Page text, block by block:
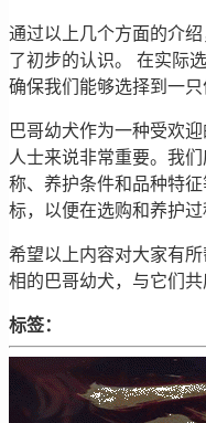
通过以上几个方面的介
了初步的认识。 在实际
确保我们能够选择到一只
巴哥幼犬作为一种受欢
人士来说非常重要。我
称、养护条件和品种特
标，以便在选购和养护过
希望以上内容对大家有
相的巴哥幼犬，与它们共
标签：